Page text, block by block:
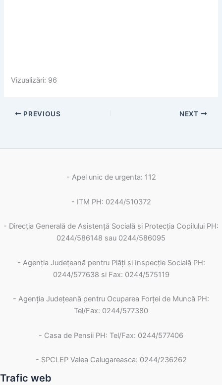
Vizualizări: 96
PREVIOUS NEXT
- Apel unic de urgenta: 112
- ITM PH: 0244/510372
- Direcția Generală de Asistență Socială și Protecția Copilului PH:
0244/586148 sau 0244/586095
- Agenția Județeană pentru Plăți și Inspecție Socială PH:
0244/577638 si Fax: 0244/575119
- Agenţia Judeţeană pentru Ocuparea Forţei de Muncă PH:
Tel/Fax: 0244/577380
- Casa de Pensii PH: Tel/Fax: 0244/577406
- SPCLEP Valea Calugareasca: 0244/236262
Trafic web